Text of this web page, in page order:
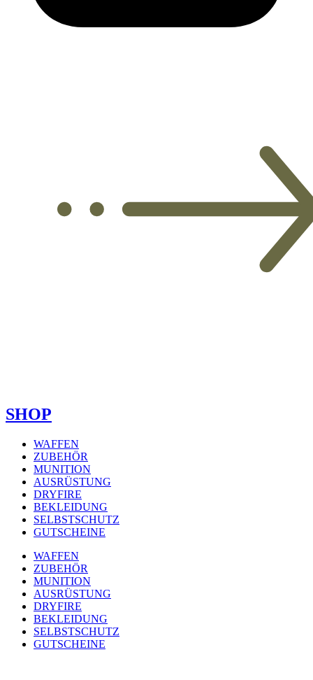
SHOP
WAFFEN
ZUBEHÖR
MUNITION
AUSRÜSTUNG
DRYFIRE
BEKLEIDUNG
SELBSTSCHUTZ
GUTSCHEINE
WAFFEN
ZUBEHÖR
MUNITION
AUSRÜSTUNG
DRYFIRE
BEKLEIDUNG
SELBSTSCHUTZ
GUTSCHEINE